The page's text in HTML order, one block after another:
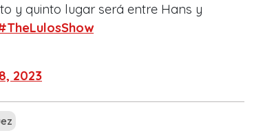
y quinto lugar será entre Hans y
2023